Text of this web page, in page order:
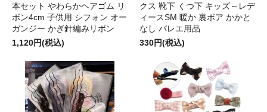
本セット やわらかヘアゴム リ
ボン4cm 子供用 シフォン オー
ガンジー かぎ針編みリボン
1,120円(税込)
クス 靴下 くつ下 キッズ～レデ
ィースSM 暖か 裏ボア かかと
なし バレエ用品
330円(税込)